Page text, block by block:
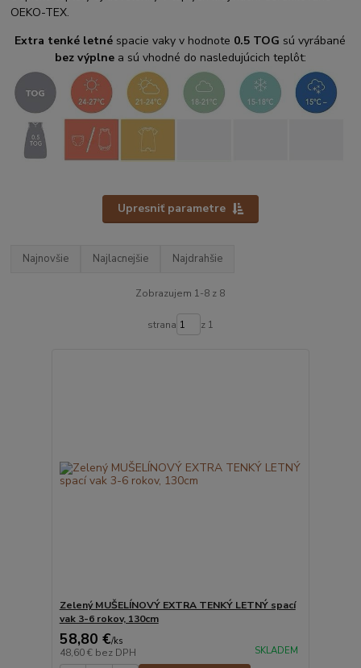
OEKO-TEX.
Extra tenké letné spacie vaky v hodnote 0.5 TOG sú vyrábané
bez výplnea sú vhodné do nasledujúcich teplôt:
Upresniť parametre
Najnovšie Najlacnejšie Najdrahšie
Zobrazujem 1-8 z 8
strana z 1
Zelený MUŠELÍNOVÝ EXTRA TENKÝ LETNÝ spací
vak 3-6 rokov, 130cm
58,80 €/ks
48,60 € bez DPH SKLADEM